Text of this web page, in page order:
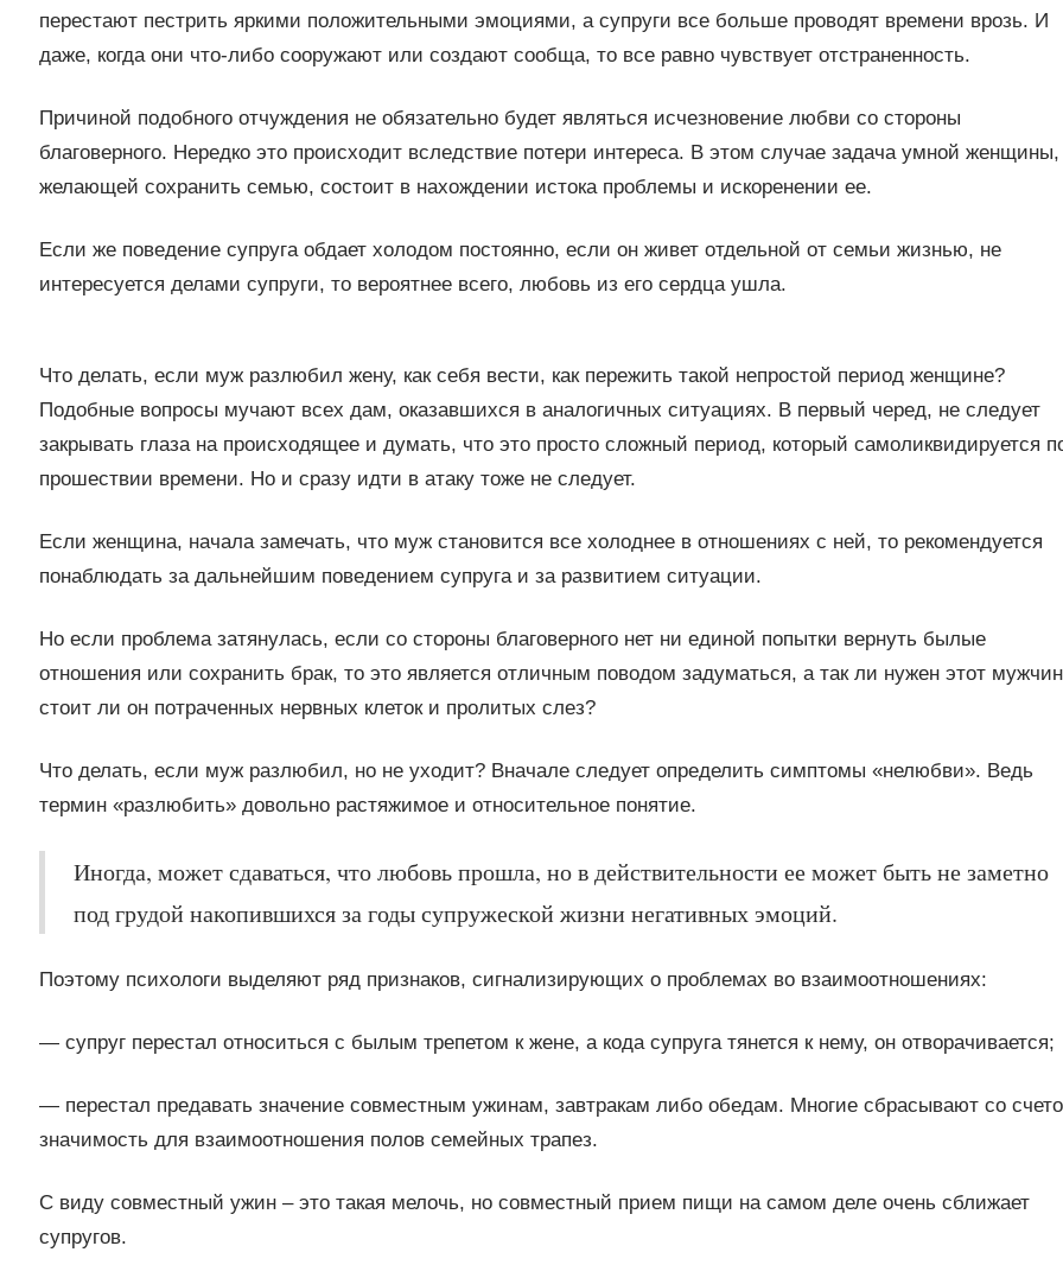
перестают пестрить яркими положительными эмоциями, а супруги все больше проводят времени врозь. И
даже, когда они что-либо сооружают или создают сообща, то все равно чувствует отстраненность.
Причиной подобного отчуждения не обязательно будет являться исчезновение любви со стороны
благоверного. Нередко это происходит вследствие потери интереса. В этом случае задача умной женщины,
желающей сохранить семью, состоит в нахождении истока проблемы и искоренении ее.
Если же поведение супруга обдает холодом постоянно, если он живет отдельной от семьи жизнью, не
интересуется делами супруги, то вероятнее всего, любовь из его сердца ушла.
Что делать, если муж разлюбил жену, как себя вести, как пережить такой непростой период женщине?
Подобные вопросы мучают всех дам, оказавшихся в аналогичных ситуациях. В первый черед, не следует
закрывать глаза на происходящее и думать, что это просто сложный период, который самоликвидируется
прошествии времени. Но и сразу идти в атаку тоже не следует.
Если женщина, начала замечать, что муж становится все холоднее в отношениях с ней, то рекомендуется
понаблюдать за дальнейшим поведением супруга и за развитием ситуации.
Но если проблема затянулась, если со стороны благоверного нет ни единой попытки вернуть былые
отношения или сохранить брак, то это является отличным поводом задуматься, а так ли нужен этот
стоит ли он потраченных нервных клеток и пролитых слез?
Что делать, если муж разлюбил, но не уходит? Вначале следует определить симптомы «нелюбви». Ведь
термин «разлюбить» довольно растяжимое и относительное понятие.
Иногда, может сдаваться, что любовь прошла, но в действительности ее может быть не заметно
под грудой накопившихся за годы супружеской жизни негативных эмоций.
Поэтому психологи выделяют ряд признаков, сигнализирующих о проблемах во взаимоотношениях:
— супруг перестал относиться с былым трепетом к жене, а кода супруга тянется к нему, он отворачивается;
— перестал предавать значение совместным ужинам, завтракам либо обедам. Многие сбрасывают со
значимость для взаимоотношения полов семейных трапез.
С виду совместный ужин – это такая мелочь, но совместный прием пищи на самом деле очень сближает
супругов.